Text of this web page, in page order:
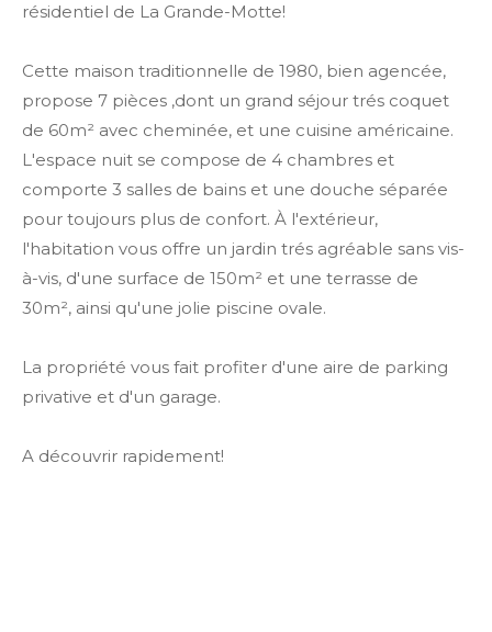
résidentiel de La Grande-Motte!
Cette maison traditionnelle de 1980, bien agencée,
propose 7 pièces ,dont un grand séjour trés coquet
de 60m² avec cheminée, et une cuisine américaine.
L'espace nuit se compose de 4 chambres et
comporte 3 salles de bains et une douche séparée
pour toujours plus de confort. À l'extérieur,
l'habitation vous offre un jardin trés agréable sans vis-
à-vis, d'une surface de 150m² et une terrasse de
30m², ainsi qu'une jolie piscine ovale.
La propriété vous fait profiter d'une aire de parking
privative et d'un garage.
A découvrir rapidement!